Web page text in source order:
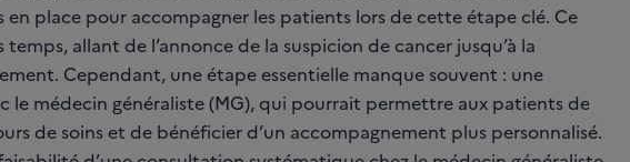
en place pour accompagner les patients lors de cette étape clé. Ce
allant de l’annonce de la suspicion de cancer jusqu’à la
Cependant, une étape essentielle manque souvent : une
le médecin généraliste (MG), qui pourrait permettre aux patients de
de soins et de bénéficier d’un accompagnement plus personnalisé.